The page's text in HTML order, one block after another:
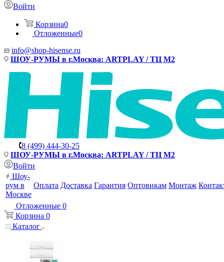
Войти
Корзина0
Отложенные0
info@shop-hisense.ru
ШОУ-РУМЫ в г.Москва: ARTPLAY / ТЦ М2
8 (499) 444-30-25
ШОУ-РУМЫ в г.Москва: ARTPLAY / ТЦ М2
Войти
Шоу-
рум в
Москве
Оплата Доставка Гарантия Оптовикам Монтаж
Отложенные 0
Корзина 0
Каталог